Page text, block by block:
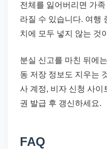
전체를 잃어버리면 가
라질 수 있습니다. 여행
치에 모두 넣지 않는 것
분실 신고를 마친 뒤에
동 저장 정보도 지우는
사 계정, 비자 신청 사이
권 발급 후 갱신하세요.
FAQ